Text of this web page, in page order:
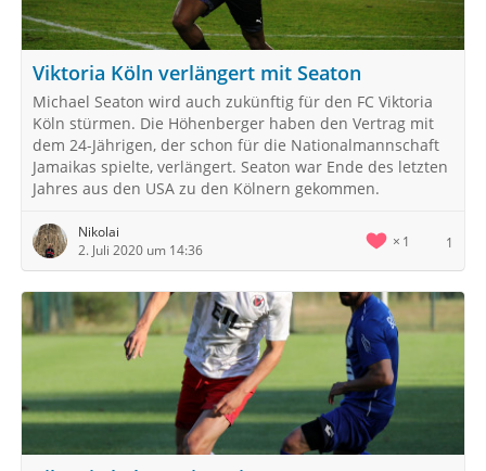
Viktoria Köln verlängert mit Seaton
Michael Seaton wird auch zukünftig für den FC Viktoria
Köln stürmen. Die Höhenberger haben den Vertrag mit
dem 24-Jährigen, der schon für die Nationalmannschaft
Jamaikas spielte, verlängert. Seaton war Ende des letzten
Jahres aus den USA zu den Kölnern gekommen.
Nikolai
2. Juli 2020 um 14:36
1 1